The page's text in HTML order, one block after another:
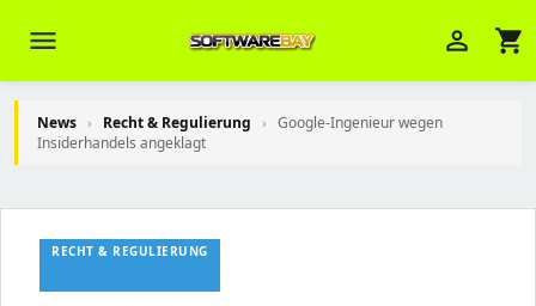
menu person_outline shopping_cart
News › Recht & Regulierung › Google-Ingenieur wegen
Insiderhandels angeklagt
RECHT & REGULIERUNG
Veni Aria E.
Wie kann ich Ihnen helfen? Sie können